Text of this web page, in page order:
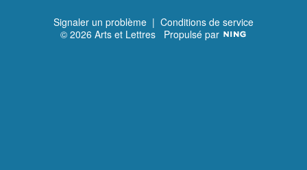
Signaler un problème | Conditions de service
© 2026 Arts et Lettres Propulsé par